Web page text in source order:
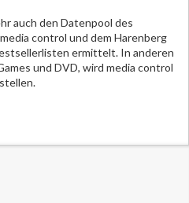
auch den Datenpool des
control und dem Harenberg
ermittelt. In anderen
und DVD, wird media control